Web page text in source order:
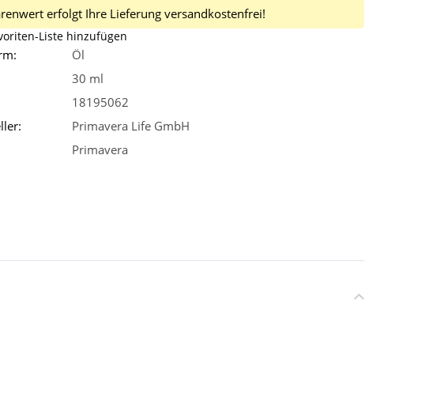
erfolgt Ihre Lieferung versandkostenfrei!
Liste hinzufügen
Öl
30 ml
18195062
Primavera Life GmbH
Primavera